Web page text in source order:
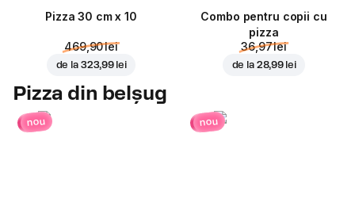
Pizza 30 cm x 10
469,90 lei
de la 323,99 lei
Combo pentru copii cu
pizza
36,97 lei
de la 28,99 lei
Pizza din belșug
nou nou